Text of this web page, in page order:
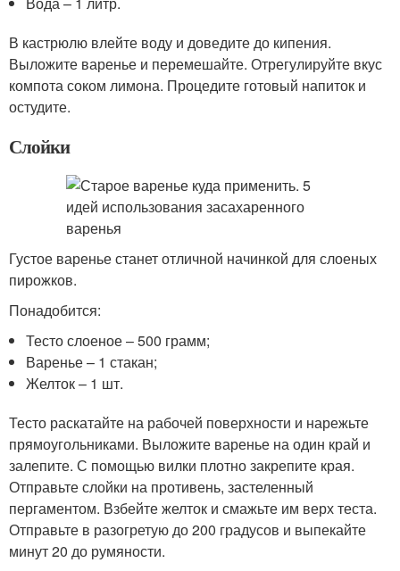
В кастрюлю влейте воду и доведите до кипения.
Выложите варенье и перемешайте. Отрегулируйте вкус
компота соком лимона. Процедите готовый напиток и
остудите.
Слойки
Густое варенье станет отличной начинкой для слоеных
пирожков.
Понадобится:
Тесто слоеное – 500 грамм;
Варенье – 1 стакан;
Желток – 1 шт.
Тесто раскатайте на рабочей поверхности и нарежьте
прямоугольниками. Выложите варенье на один край и
залепите. С помощью вилки плотно закрепите края.
Отправьте слойки на противень, застеленный
пергаментом. Взбейте желток и смажьте им верх теста.
Отправьте в разогретую до 200 градусов и выпекайте
минут 20 до румяности.